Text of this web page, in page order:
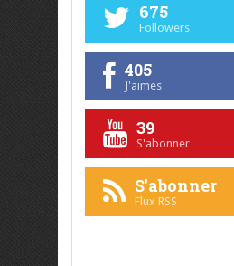
675
Followers
405
J'aimes
39
S'abonner
S'abonner
Flux RSS